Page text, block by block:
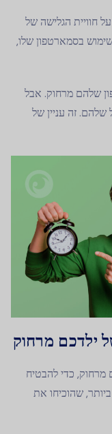
חוויית הגלישה של
בסמארטפון שלו,
שלהם מרחוק. אבל
זה עניין של
מרחוק, כדי להבטיח
שהוכיחו את